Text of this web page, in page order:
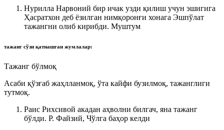
Нурилла Нарвоний бир ичак узди қилиш учун эшигига
Ҳасратхон деб ёзилган нимқоронғи хонага Эшпўлат
тажангни олиб кирибди. Муштум
тажанг сўзи қатнашган жумлалар:
Тажанг бўлмоқ
Асаби қўзғаб жаҳлланмоқ, ўта кайфи бузилмоқ, тажанглиги
тутмоқ.
Раис Рихсивой акадан аҳволни билгач, яна тажанг
бўлди. Р. Файзий, Чўлга баҳор келди